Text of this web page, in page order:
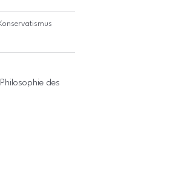
des